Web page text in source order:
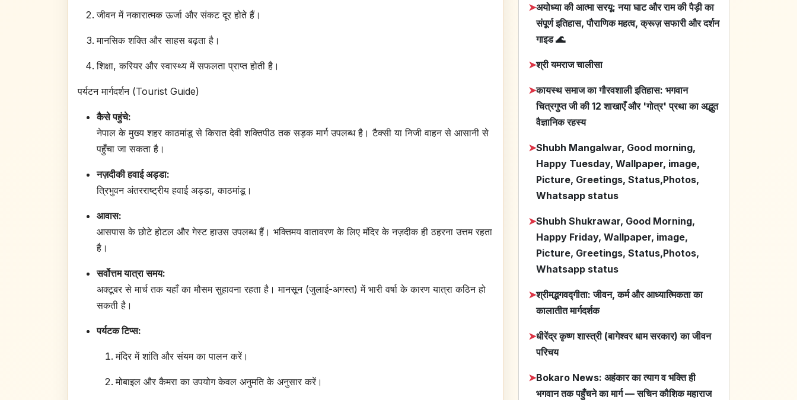
जीवन में नकारात्मक ऊर्जा और संकट दूर होते हैं।
मानसिक शक्ति और साहस बढ़ता है।
शिक्षा, करियर और स्वास्थ्य में सफलता प्राप्त होती है।
पर्यटन मार्गदर्शन (Tourist Guide)
कैसे पहुंचे:
नेपाल के मुख्य शहर काठमांडू से किरात देवी शक्तिपीठ तक सड़क मार्ग उपलब्ध है। टैक्सी या निजी वाहन से आसानी से
पहुँचा जा सकता है।
नज़दीकी हवाई अड्डा:
त्रिभुवन अंतरराष्ट्रीय हवाई अड्डा, काठमांडू।
आवास:
आसपास के छोटे होटल और गेस्ट हाउस उपलब्ध हैं। भक्तिमय वातावरण के लिए मंदिर के नज़दीक ही ठहरना उत्तम रहता
है।
सर्वोत्तम यात्रा समय:
अक्टूबर से मार्च तक यहाँ का मौसम सुहावना रहता है। मानसून (जुलाई-अगस्त) में भारी वर्षा के कारण यात्रा कठिन हो
सकती है।
पर्यटक टिप्स:
मंदिर में शांति और संयम का पालन करें।
मोबाइल और कैमरा का उपयोग केवल अनुमति के अनुसार करें।
➤अयोध्या की आत्मा सरयू: नया घाट और राम की पैड़ी का
संपूर्ण इतिहास, पौराणिक महत्व, क्रूज़ सफारी और दर्शन
गाइड 🌊
➤श्री यमराज चालीसा
➤कायस्थ समाज का गौरवशाली इतिहास: भगवान
चित्रगुप्त जी की 12 शाखाएँ और 'गोत्र' प्रथा का अद्भुत
वैज्ञानिक रहस्य
➤Shubh Mangalwar, Good morning,
Happy Tuesday, Wallpaper, image,
Picture, Greetings, Status,Photos,
Whatsapp status
➤Shubh Shukrawar, Good Morning,
Happy Friday, Wallpaper, image,
Picture, Greetings, Status,Photos,
Whatsapp status
➤श्रीमद्भगवद्गीता: जीवन, कर्म और आध्यात्मिकता का
कालातीत मार्गदर्शक
➤धीरेंद्र कृष्ण शास्त्री (बागेश्वर धाम सरकार) का जीवन
परिचय
➤Bokaro News: अहंकार का त्याग व भक्ति ही
भगवान तक पहुँचने का मार्ग — सचिन कौशिक महाराज